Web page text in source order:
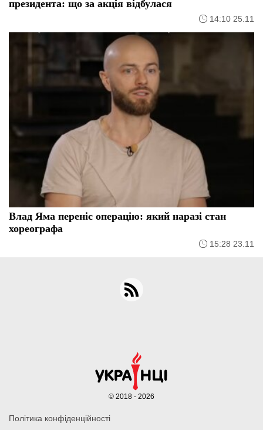
президента: що за акція відбулася
14:10 25.11
Влад Яма переніс операцію: який наразі стан
хореографа
15:28 23.11
Політика конфіденційності
© 2018 - 2026